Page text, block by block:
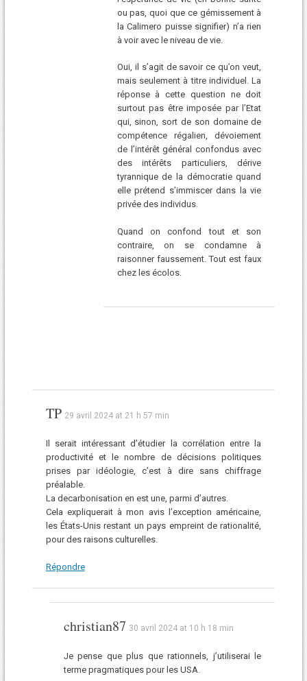
ou pas, quoi que ce gémissement à
la Calimero puisse signifier) n’a rien
à voir avec le niveau de vie.
Oui, il s’agit de savoir ce qu’on veut,
mais seulement à titre individuel. La
réponse à cette question ne doit
surtout pas être imposée par l’Etat
qui, sinon, sort de son domaine de
compétence régalien, dévoiement
de l’intérêt général confondus avec
des intérêts particuliers, dérive
tyrannique de la démocratie quand
elle prétend s’immiscer dans la vie
privée des individus.
Quand on confond tout et son
contraire, on se condamne à
raisonner faussement. Tout est faux
chez les écolos.
TP 29 avril 2024 at 21 h 57 min
Il serait intéressant d’étudier la corrélation entre la
productivité et le nombre de décisions politiques
prises par idéologie, c’est à dire sans chiffrage
préalable.
La decarbonisation en est une, parmi d’autres.
Cela expliquerait à mon avis l’exception américaine,
les États-Unis restant un pays empreint de rationalité,
pour des raisons culturelles.
Répondre
christian87 30 avril 2024 at 10 h 18 min
Je pense que plus que rationnels, j’utiliserai le
terme pragmatiques pour les USA.